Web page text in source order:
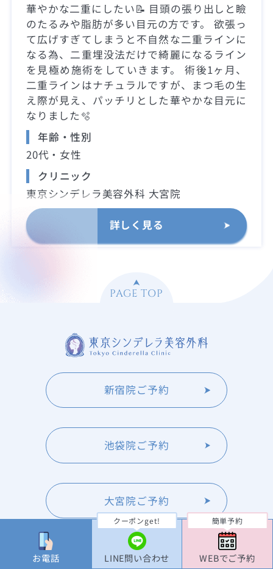
お電話
クーポンget!
LINE問い合わせ
簡単予約
WEBでご予約
華やかな二重にしたい📝 目頭の張り出しと瞼
のたるみや脂肪が多い目元の方です。 欲張っ
て広げすぎてしまうと不自然な二重ラインに
なる為、二重埋没法だけで綺麗になるライン
を見極め施術をしていきます。 術後1ヶ月、
二重ラインはナチュラルですが、まつ毛の生
え際が見え、パッチリとした華やかな目元に
なりました🫧
年齢・性別
20代・女性
クリニック
東京シンデレラ美容外科 大宮院
詳しく見る
PAGE TOP
新宿院ご予約
池袋院ご予約
大宮院ご予約
横浜院ご予約